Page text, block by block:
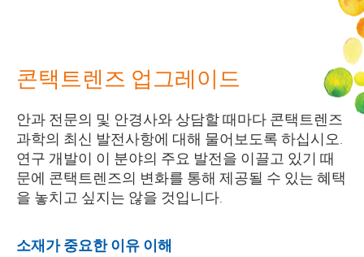
콘택트렌즈 업그레이드
안과 전문의 및 안경사와 상담할 때마다 콘택트렌즈
과학의 최신 발전사항에 대해 물어보도록 하십시오.
연구 개발이 이 분야의 주요 발전을 이끌고 있기 때
문에 콘택트렌즈의 변화를 통해 제공될 수 있는 혜택
을 놓치고 싶지는 않을 것입니다.
소재가 중요한 이유 이해